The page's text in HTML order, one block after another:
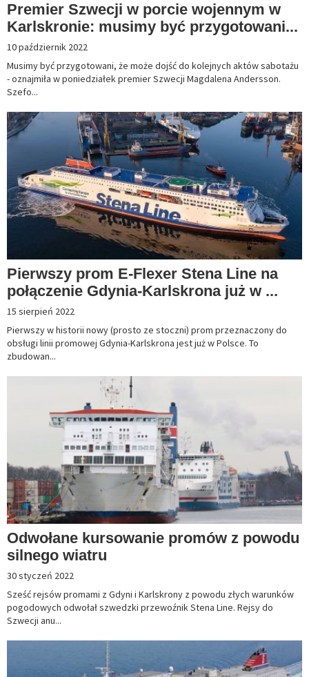
Premier Szwecji w porcie wojennym w
Karlskronie: musimy być przygotowani...
10 październik 2022
Musimy być przygotowani, że może dojść do kolejnych aktów sabotażu
- oznajmiła w poniedziałek premier Szwecji Magdalena Andersson.
Szefo...
Pierwszy prom E-Flexer Stena Line na
połączenie Gdynia-Karlskrona już w ...
15 sierpień 2022
Pierwszy w historii nowy (prosto ze stoczni) prom przeznaczony do
obsługi linii promowej Gdynia-Karlskrona jest już w Polsce. To
zbudowan...
Odwołane kursowanie promów z powodu
silnego wiatru
30 styczeń 2022
Sześć rejsów promami z Gdyni i Karlskrony z powodu złych warunków
pogodowych odwołał szwedzki przewoźnik Stena Line. Rejsy do
Szwecji anu...